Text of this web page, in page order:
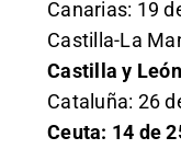
Canarias: 19
Castilla-La
Castilla y
Cataluña: 26
Ceuta: 14 de